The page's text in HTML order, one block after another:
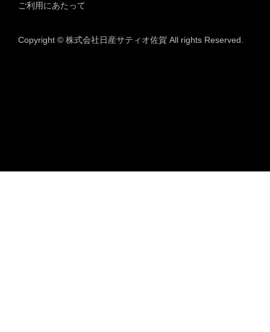
ご利用にあたって
Copyright © 株式会社日産サティオ佐賀 All rights Reserved.